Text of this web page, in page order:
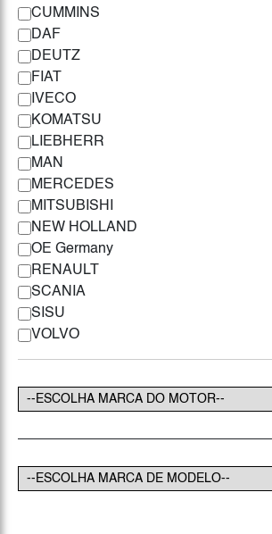
CUMMINS
DAF
DEUTZ
FIAT
IVECO
KOMATSU
LIEBHERR
MAN
MERCEDES
MITSUBISHI
NEW HOLLAND
OE Germany
RENAULT
SCANIA
SISU
VOLVO